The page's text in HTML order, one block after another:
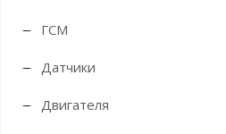
ГСМ
Датчики
Двигателя